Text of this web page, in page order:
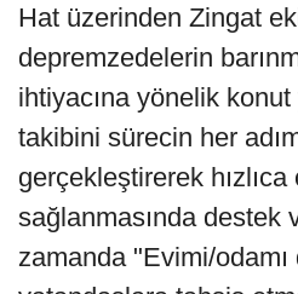
Hat üzerinden Zingat
depremzedelerin
ihtiyacına yönelik
takibini sürecin her
gerçekleştirerek hızlıca
sağlanmasında destek
zamanda "Evimi/